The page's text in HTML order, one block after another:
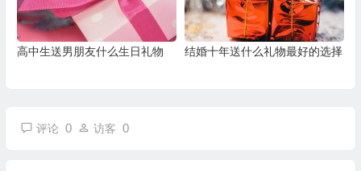
高中生送男朋友什么生日礼物 结婚十年送什么礼物最好的选择
评论 0 访客 0